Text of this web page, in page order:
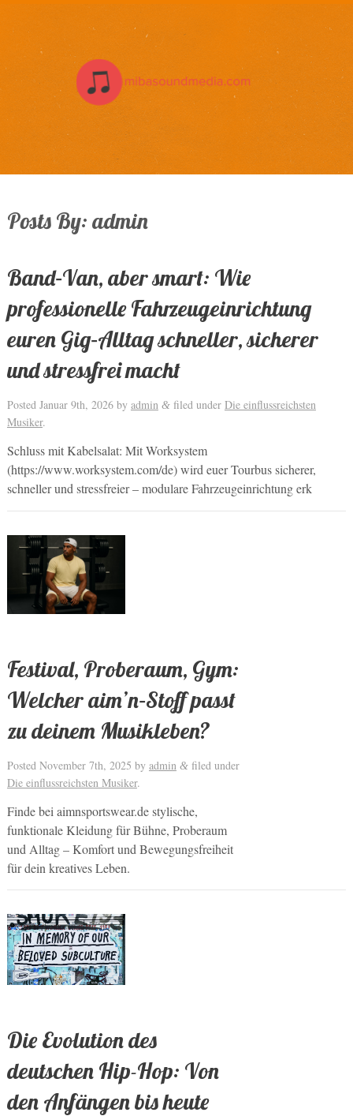
Posts By: admin
Band‑Van, aber smart: Wie
professionelle Fahrzeugeinrichtung
euren Gig‑Alltag schneller, sicherer
und stressfrei macht
Posted Januar 9th, 2026by admin &filed under Die einflussreichsten
Musiker.
Schluss mit Kabelsalat: Mit Worksystem
(https://www.worksystem.com/de) wird euer Tourbus sicherer,
schneller und stressfreier – modulare Fahrzeugeinrichtung erk
Festival, Proberaum, Gym:
Welcher aim’n‑Stoff passt
zu deinem Musikleben?
Posted November 7th, 2025 by admin &filed under
Die einflussreichsten Musiker.
Finde bei aimnsportswear.de stylische,
funktionale Kleidung für Bühne, Proberaum
und Alltag – Komfort und Bewegungsfreiheit
für dein kreatives Leben.
Die Evolution des
deutschen Hip-Hop: Von
den Anfängen bis heute